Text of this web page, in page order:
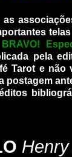
BRAVO!
pela
Tarot e não
postagem